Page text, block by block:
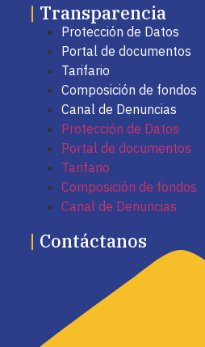
| Transparencia
Protección de Datos
Portal de documentos
Tarifario
Composición de fondos
Canal de Denuncias
Protección de Datos
Portal de documentos
Tarifario
Composición de fondos
Canal de Denuncias
| Contáctanos